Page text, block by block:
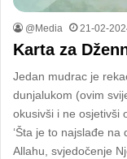
@Media 21-02-
Karta za
Jedan mudrac je
dunjalukom (ovim
okusivši i ne osjetivši
‘Šta je to najslađe na
Allahu, svjedočenje